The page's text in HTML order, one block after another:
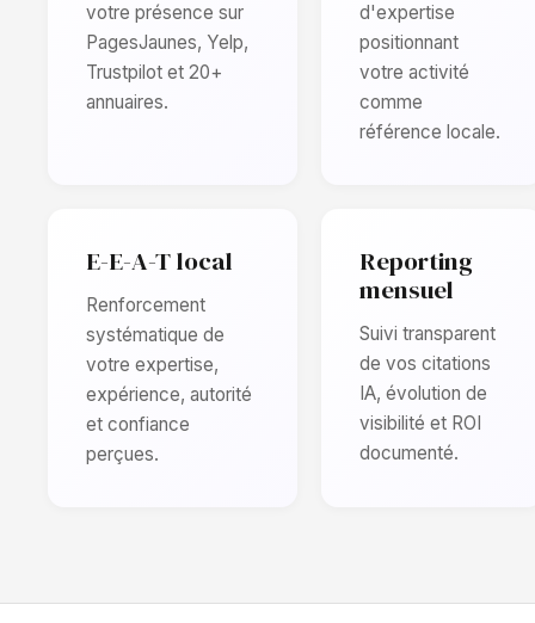
votre présence sur
PagesJaunes, Yelp,
Trustpilot et 20+
annuaires.
d'expertise
positionnant
votre activité
comme
référence locale.
E-E-A-T local
Renforcement
systématique de
votre expertise,
expérience, autorité
et confiance
perçues.
Reporting
mensuel
Suivi transparent
de vos citations
IA, évolution de
visibilité et ROI
documenté.